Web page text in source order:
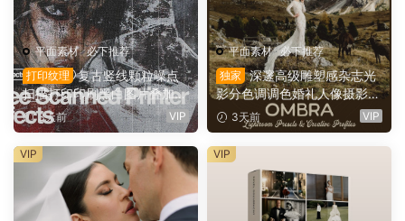
平面素材·必下推荐
打印纹理
复古竖线颗粒噪点
扫描打印印刷黑白图片叠加滤
镜PAT 图案纹理+PS动作+GR
D 渐变预设 Züli – +10 Scann
ed-Printer Effects（1674
9）
3天前 VIP
平面素材·必下推荐
独家
深邃高级雕塑感杂志光
影分色调调色婚礼人像摄影Li
ghtroom预设 Archipelago Q
uest – QUEST 61 OMBRA
（16147）
3天前 VIP
VIP VIP